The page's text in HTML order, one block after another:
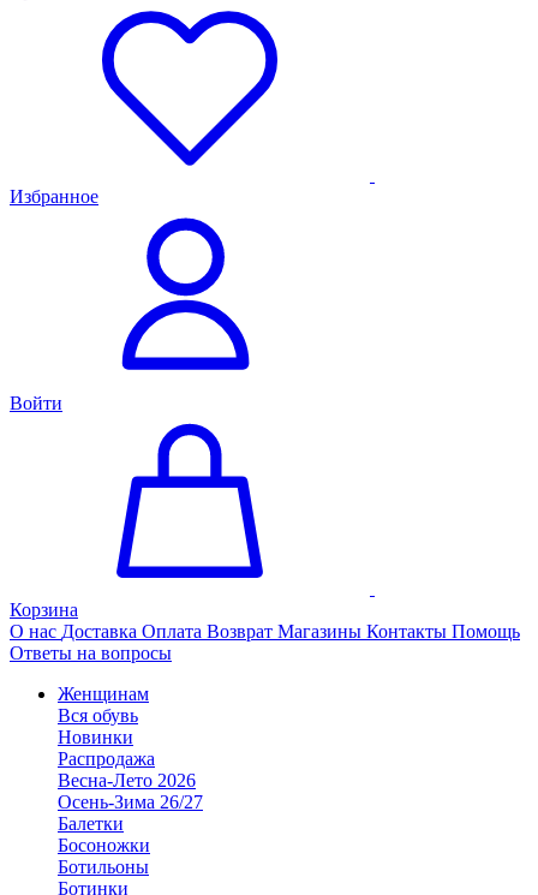
Избранное
Войти
Корзина
О нас Доставка Оплата Возврат Магазины Контакты Помощь
Ответы на вопросы
Женщинам
Вся обувь
Новинки
Распродажа
Весна-Лето 2026
Осень-Зима 26/27
Балетки
Босоножки
Ботильоны
Ботинки